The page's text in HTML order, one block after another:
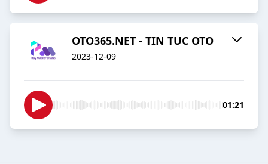
OTO365.NET - TIN TUC OTO
2023-12-09
01:21